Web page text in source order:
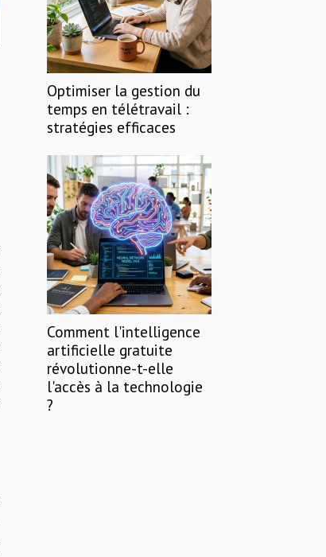
Optimiser la gestion du
temps en télétravail :
stratégies efficaces
Comment l'intelligence
artificielle gratuite
révolutionne-t-elle
l'accès à la technologie
?